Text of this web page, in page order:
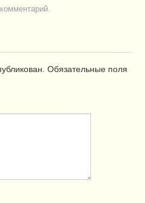
Обязательные поля